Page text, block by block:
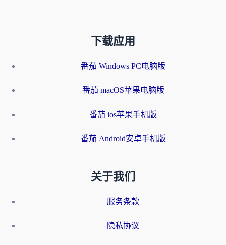
下载应用
番茄 Windows PC电脑版
番茄 macOS苹果电脑版
番茄 ios苹果手机版
番茄 Android安卓手机版
关于我们
服务条款
隐私协议